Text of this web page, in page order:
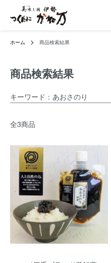
ホーム 商品検索結果
商品検索結果
キーワード：あおさのり
全3商品